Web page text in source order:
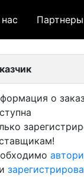
Партнеры
о